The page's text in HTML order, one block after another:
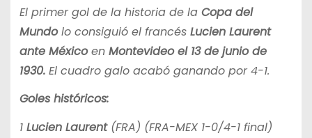
El primer gol de la historia de la Copa del
Mundolo consiguió el francés Lucien Laurent
ante Méxicoen Montevideo el 13 de junio de
1930.El cuadro galo acabó ganando por 4-1.
Goles históricos:
1 Lucien Laurent(FRA) (FRA-MEX 1-0/4-1 final)